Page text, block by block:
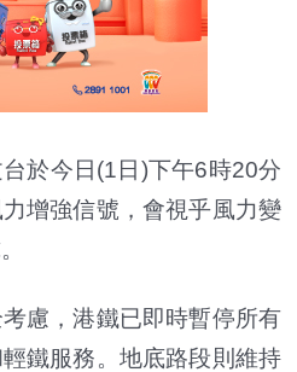
於今日(1日)下午6時20分
增強信號，會視乎風力變
慮，港鐵已即時暫停所有
鐵服務。地底路段則維持